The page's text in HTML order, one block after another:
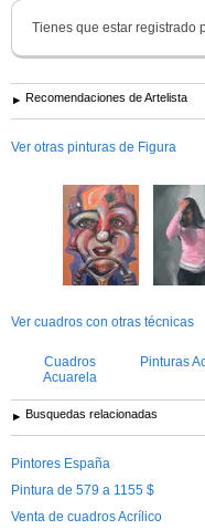
Tienes que estar registrado
Recomendaciones de Artelista
Ver otras pinturas de Figura
Ver cuadros con otras técnicas
Cuadros
Acuarela
Pinturas
Busquedas relacionadas
Pintores España
Pintura de 579 a 1155 $
Venta de cuadros Acrílico